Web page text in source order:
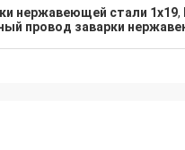
нержавеющей стали 1x19,
провод заварки